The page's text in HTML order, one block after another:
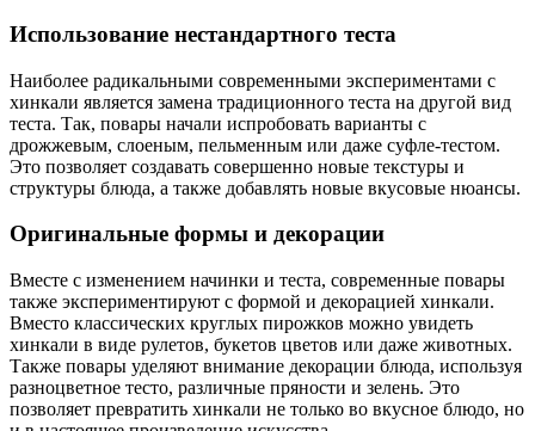
Использование нестандартного теста
Наиболее радикальными современными экспериментами с
хинкали является замена традиционного теста на другой вид
теста. Так, повары начали испробовать варианты с
дрожжевым, слоеным, пельменным или даже суфле-тестом.
Это позволяет создавать совершенно новые текстуры и
структуры блюда, а также добавлять новые вкусовые нюансы.
Оригинальные формы и декорации
Вместе с изменением начинки и теста, современные повары
также экспериментируют с формой и декорацией хинкали.
Вместо классических круглых пирожков можно увидеть
хинкали в виде рулетов, букетов цветов или даже животных.
Также повары уделяют внимание декорации блюда, используя
разноцветное тесто, различные пряности и зелень. Это
позволяет превратить хинкали не только во вкусное блюдо, но